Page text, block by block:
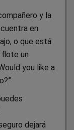
y la
en
o que está
flote un
you like a
dejará